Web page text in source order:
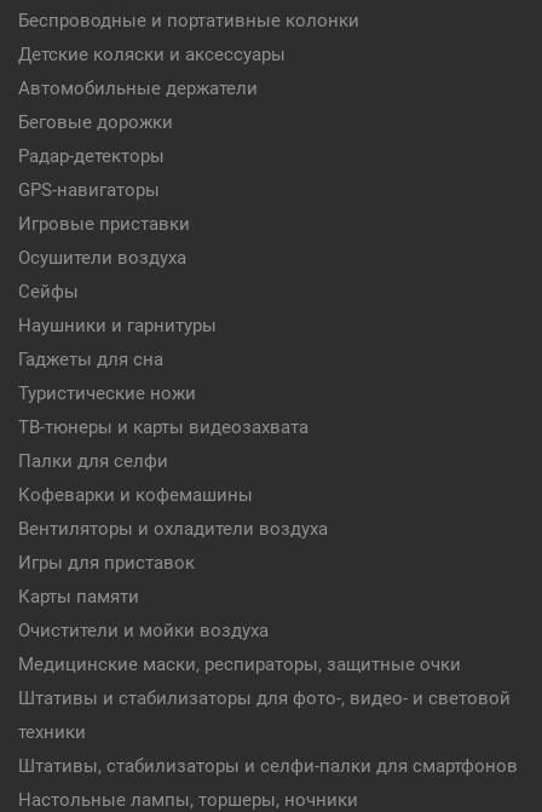
Беспроводные и портативные колонки
Детские коляски и аксессуары
Автомобильные держатели
Беговые дорожки
Радар-детекторы
GPS-навигаторы
Игровые приставки
Осушители воздуха
Сейфы
Наушники и гарнитуры
Гаджеты для сна
Туристические ножи
ТВ-тюнеры и карты видеозахвата
Палки для селфи
Кофеварки и кофемашины
Вентиляторы и охладители воздуха
Игры для приставок
Карты памяти
Очистители и мойки воздуха
Медицинские маски, респираторы, защитные очки
Штативы и стабилизаторы для фото-, видео- и световой
техники
Штативы, стабилизаторы и селфи-палки для смартфонов
Настольные лампы, торшеры, ночники